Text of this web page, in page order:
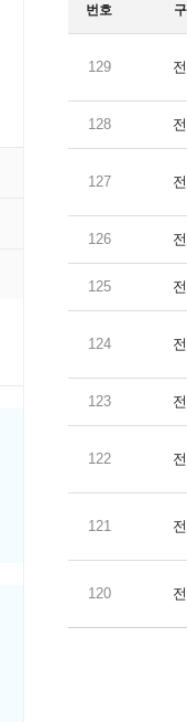
번호
129
128
127
126
125
124
123
122
121
120